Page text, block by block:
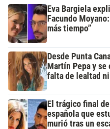
Eva Bargiela
Facundo
más tiempo”
Desde Punta
Martín Pepa y
falta de lealtad
El trágico final
española que
murió tras un